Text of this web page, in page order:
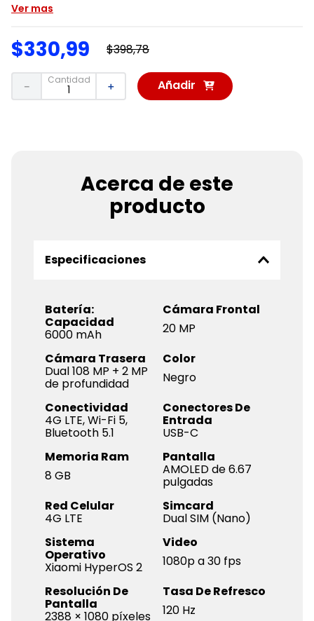
Ver mas
$330,99 $398,78
Cantidad
＋
－ Añadir
al
Acerca de este
producto
Especificaciones
Batería:
Capacidad
6000 mAh
Cámara Frontal
20 MP
Cámara Trasera
Dual 108 MP + 2 MP
de profundidad
Color
Negro
Conectividad
4G LTE, Wi-Fi 5,
Bluetooth 5.1
Conectores De
Entrada
USB-C
Memoria Ram
8 GB
Pantalla
AMOLED de 6.67
pulgadas
Red Celular
4G LTE
Simcard
Dual SIM (Nano)
Sistema
Operativo
Xiaomi HyperOS 2
Video
1080p a 30 fps
Resolución De
Pantalla
2388 × 1080 píxeles
Tasa De Refresco
120 Hz